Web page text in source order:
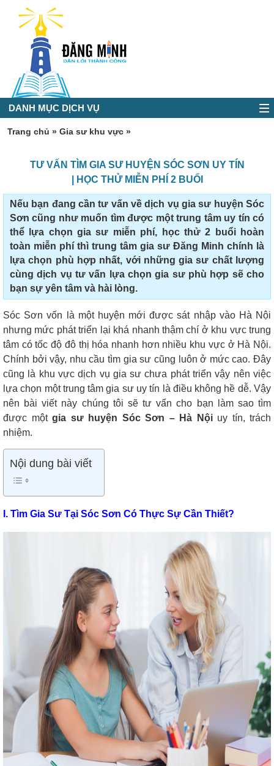
DANH MỤC DỊCH VỤ
Trang chủ » Gia sư khu vực »
TƯ VẤN TÌM GIA SƯ HUYỆN SÓC SƠN UY TÍN
| HỌC THỬ MIỄN PHÍ 2 BUỔI
Nếu bạn đang cần tư vấn về dịch vụ gia sư huyện Sóc
Sơn cũng như muốn tìm được một trung tâm uy tín có
thể lựa chọn gia sư miễn phí, học thử 2 buổi hoàn
toàn miễn phí thì trung tâm gia sư Đăng Minh chính là
lựa chọn phù hợp nhất, với những gia sư chất lượng
cùng dịch vụ tư vấn lựa chọn gia sư phù hợp sẽ cho
bạn sự yên tâm và hài lòng.
Sóc Sơn vốn là một huyện mới được sát nhập vào Hà Nội
nhưng mức phát triển lại khá nhanh thậm chí ở khu vực trung
tâm có tốc độ đô thị hóa nhanh hơn nhiều khu vực ở Hà Nội.
Chính bởi vậy, nhu cầu tìm gia sư cũng luôn ở mức cao. Đây
cũng là khu vực dịch vụ gia sư chưa phát triển vậy nên việc
lựa chọn một trung tâm gia sư uy tín là điều không hề dễ. Vậy
nên bài viết này chúng tôi sẽ tư vấn cho bạn làm sao tìm
được một gia sư huyện Sóc Sơn – Hà Nộiuy tín, trách
nhiệm.
Nội dung bài viết
I. Tìm Gia Sư Tại Sóc Sơn Có Thực Sự Cần Thiết?